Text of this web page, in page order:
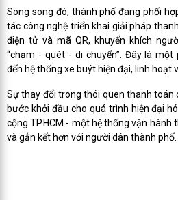
Song song đó, thành phố đang phối
tác công nghệ triển khai giải pháp
điện tử và mã QR, khuyến khích
“chạm - quét - di chuyển”. Đây là
đến hệ thống xe buýt hiện đại, linh hoạt
Sự thay đổi trong thói quen thanh toán
bước khởi đầu cho quá trình hiện đại
cộng TP.HCM - một hệ thống vận hành
và gắn kết hơn với người dân thành phố.